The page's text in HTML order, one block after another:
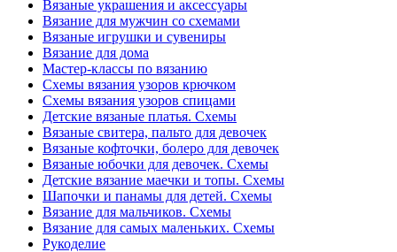
Вязаные украшения и аксессуары
Вязание для мужчин со схемами
Вязаные игрушки и сувениры
Вязание для дома
Мастер-классы по вязанию
Схемы вязания узоров крючком
Схемы вязания узоров спицами
Детские вязаные платья. Схемы
Вязаные свитера, пальто для девочек
Вязаные кофточки, болеро для девочек
Вязаные юбочки для девочек. Схемы
Детские вязание маечки и топы. Схемы
Шапочки и панамы для детей. Схемы
Вязание для мальчиков. Схемы
Вязание для самых маленьких. Схемы
Рукоделие